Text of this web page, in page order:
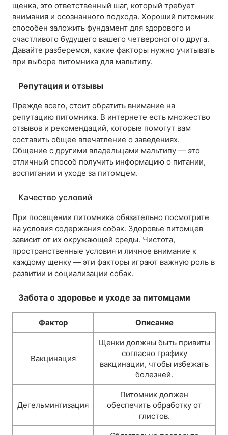
щенка, это ответственный шаг, который требует
внимания и осознанного подхода. Хороший питомник
способен заложить фундамент для здорового и
счастливого будущего вашего четвероногого друга.
Давайте разберемся, какие факторы нужно учитывать
при выборе питомника для мальтипу.
Репутация и отзывы
Прежде всего, стоит обратить внимание на
репутацию питомника. В интернете есть множество
отзывов и рекомендаций, которые помогут вам
составить общее впечатление о заведениях.
Общение с другими владельцами мальтипу — это
отличный способ получить информацию о питании,
воспитании и уходе за питомцем.
Качество условий
При посещении питомника обязательно посмотрите
на условия содержания собак. Здоровье питомцев
зависит от их окружающей среды. Чистота,
пространственные условия и личное внимание к
каждому щенку — эти факторы играют важную роль в
развитии и социализации собак.
Забота о здоровье и уходе за питомцами
Фактор Описание
Вакцинация
Щенки должны быть привиты
согласно графику
вакцинации, чтобы избежать
болезней.
Дегельминтизация
Питомник должен
обеспечить обработку от
глистов.